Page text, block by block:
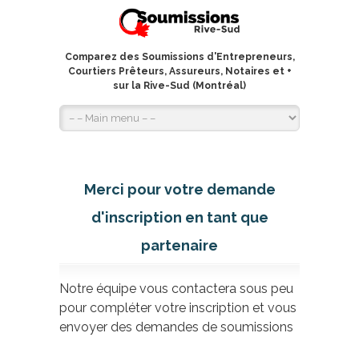
Comparez des Soumissions d'Entrepreneurs,
Courtiers Prêteurs, Assureurs, Notaires et +
sur la Rive-Sud (Montréal)
Merci pour votre demande
d'inscription en tant que
partenaire
Notre équipe vous contactera sous peu
pour compléter votre inscription et vous
envoyer des demandes de soumissions